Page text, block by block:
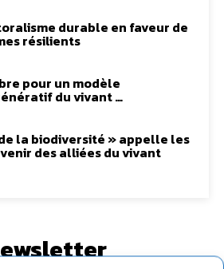
durable en faveur de
résilients
pour un modèle
du vivant …
de la biodiversité » appelle les
des alliées du vivant